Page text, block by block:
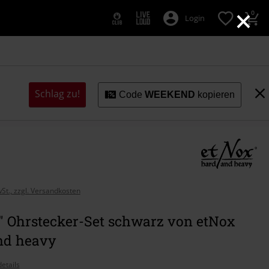
×
Login 0
Schlag zu! CodeWEEKEND kopieren
zzgl. Versandkosten
Ohrstecker-Set schwarz von etNox
heavy